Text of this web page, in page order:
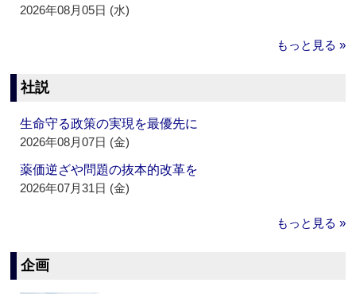
2026年08月05日 (水)
もっと見る »
社説
生命守る政策の実現を最優先に
2026年08月07日 (金)
薬価逆ざや問題の抜本的改革を
2026年07月31日 (金)
もっと見る »
企画